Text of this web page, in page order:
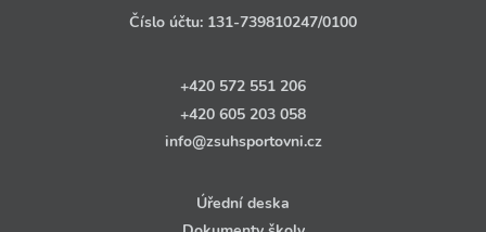
Číslo účtu: 131‑739810247/0100
+420 572 551 206
+420 605 203 058
info@zsuhsportovni.cz
Úřední deska